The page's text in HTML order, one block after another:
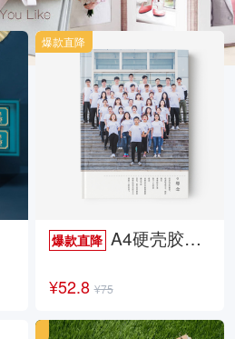
爆款直降A4硬壳胶装照片书34p哑膜
¥52.8 ¥75
爆款直降